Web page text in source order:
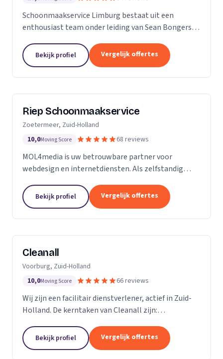
Schoonmaakservice Limburg bestaat uit een
enthousiast team onder leiding van Sean Bongers,
een aantal jaren in de schoonmaakbranche
werkzaam te...
Bekijk profiel Vergelijk offertes
Riep Schoonmaakservice
Zoetermeer, Zuid-Holland
10,0Moving Score 68 reviews
MOL4media is uw betrouwbare partner voor
webdesign en internetdiensten. Als zelfstandig
Content Management Systeem Joomla, zet ik, Ton
van der Helm,...
Bekijk profiel Vergelijk offertes
Cleanall
Voorburg, Zuid-Holland
10,0Moving Score 66 reviews
Wij zijn een facilitair dienstverlener, actief in Zuid-
Holland. De kerntaken van Cleanall zijn:
wij aanbieden in particulieren en zakelijke
omgevingen....
Bekijk profiel Vergelijk offertes